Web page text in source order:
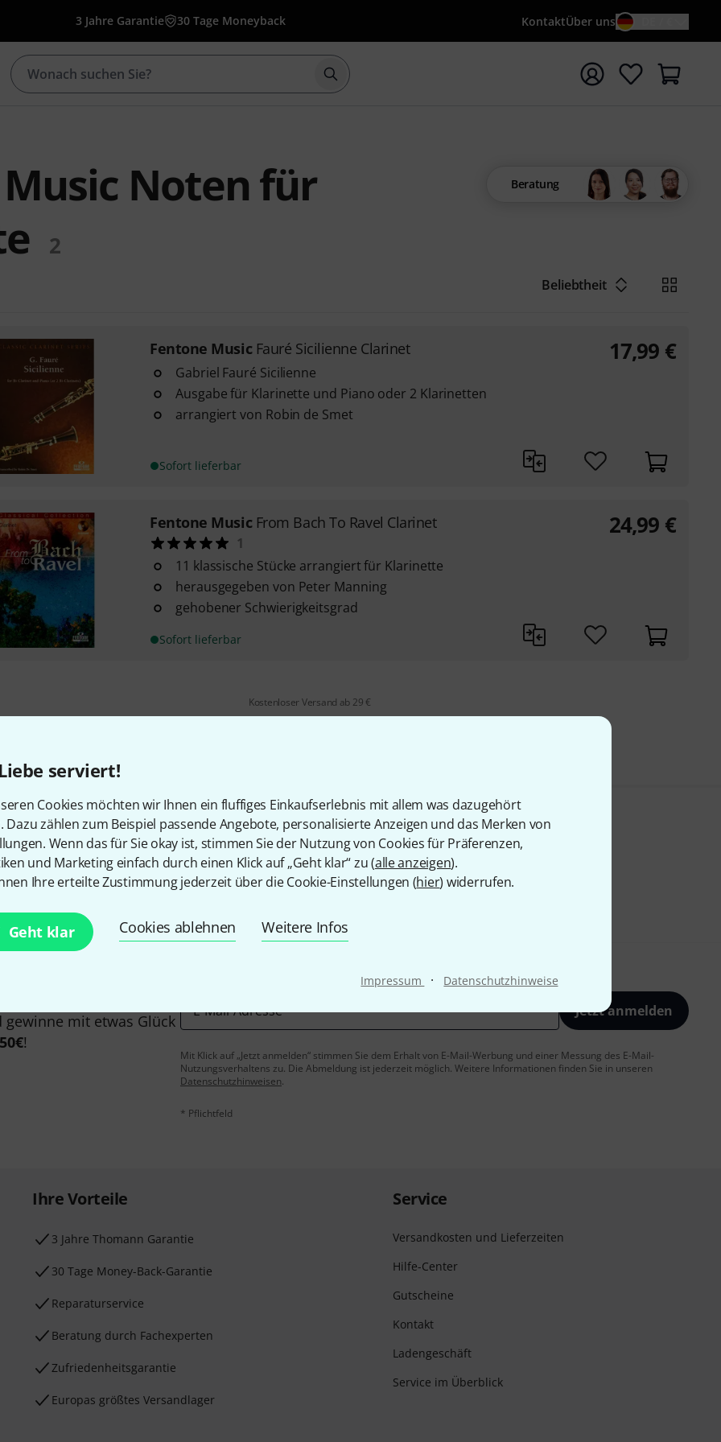
serviert!
Cookies möchten wir Ihnen ein fluffiges Einkaufserlebnis mit allem was dazugehört
Dazu zählen zum Beispiel passende Angebote, personalisierte Anzeigen und das Merken von
Wenn das für Sie okay ist, stimmen Sie der Nutzung von Cookies für Präferenzen,
und Marketing einfach durch einen Klick auf „Geht klar“ zu (alle anzeigen).
Ihre erteilte Zustimmung jederzeit über die Cookie-Einstellungen (hier) widerrufen.
Geht klar Cookies ablehnen Weitere Infos
Impressum · Datenschutzhinweise
3 Jahre Garantie 30 Tage Moneyback KontaktÜber uns
Suche mit Suchwort {searchTerm} starten
Noten für
2
Beratung
Beliebtheit
Fentone Music Fauré Sicilienne Clarinet
Gabriel Fauré Sicilienne
Ausgabe für Klarinette und Piano oder 2 Klarinetten
arrangiert von Robin de Smet
Sofort lieferbar
17,99 €
Fentone Music From Bach To Ravel Clarinet
1
11 klassische Stücke arrangiert für Klarinette
herausgegeben von Peter Manning
gehobener Schwierigkeitsgrad
Sofort lieferbar
24,99 €
Kostenloser Versand ab 29 €
Gefällt Ihnen, was Sie sehen?
Teilen Hilfe & Feedback
mit etwas Glück
50€!
E-Mail-Adresse* Jetzt anmelden
Mit Klick auf „Jetzt anmelden“ stimmen Sie dem Erhalt von E-Mail-Werbung und einer Messung des E-Mail-
Nutzungsverhaltens zu. Die Abmeldung ist jederzeit möglich. Weitere Informationen finden Sie in unseren
Datenschutzhinweisen.
* Pflichtfeld
Ihre Vorteile
3 Jahre Thomann Garantie
30 Tage Money-Back-Garantie
Reparaturservice
Beratung durch Fachexperten
Zufriedenheitsgarantie
Europas größtes Versandlager
Service
Versandkosten und Lieferzeiten
Hilfe-Center
Gutscheine
Kontakt
Ladengeschäft
Service im Überblick